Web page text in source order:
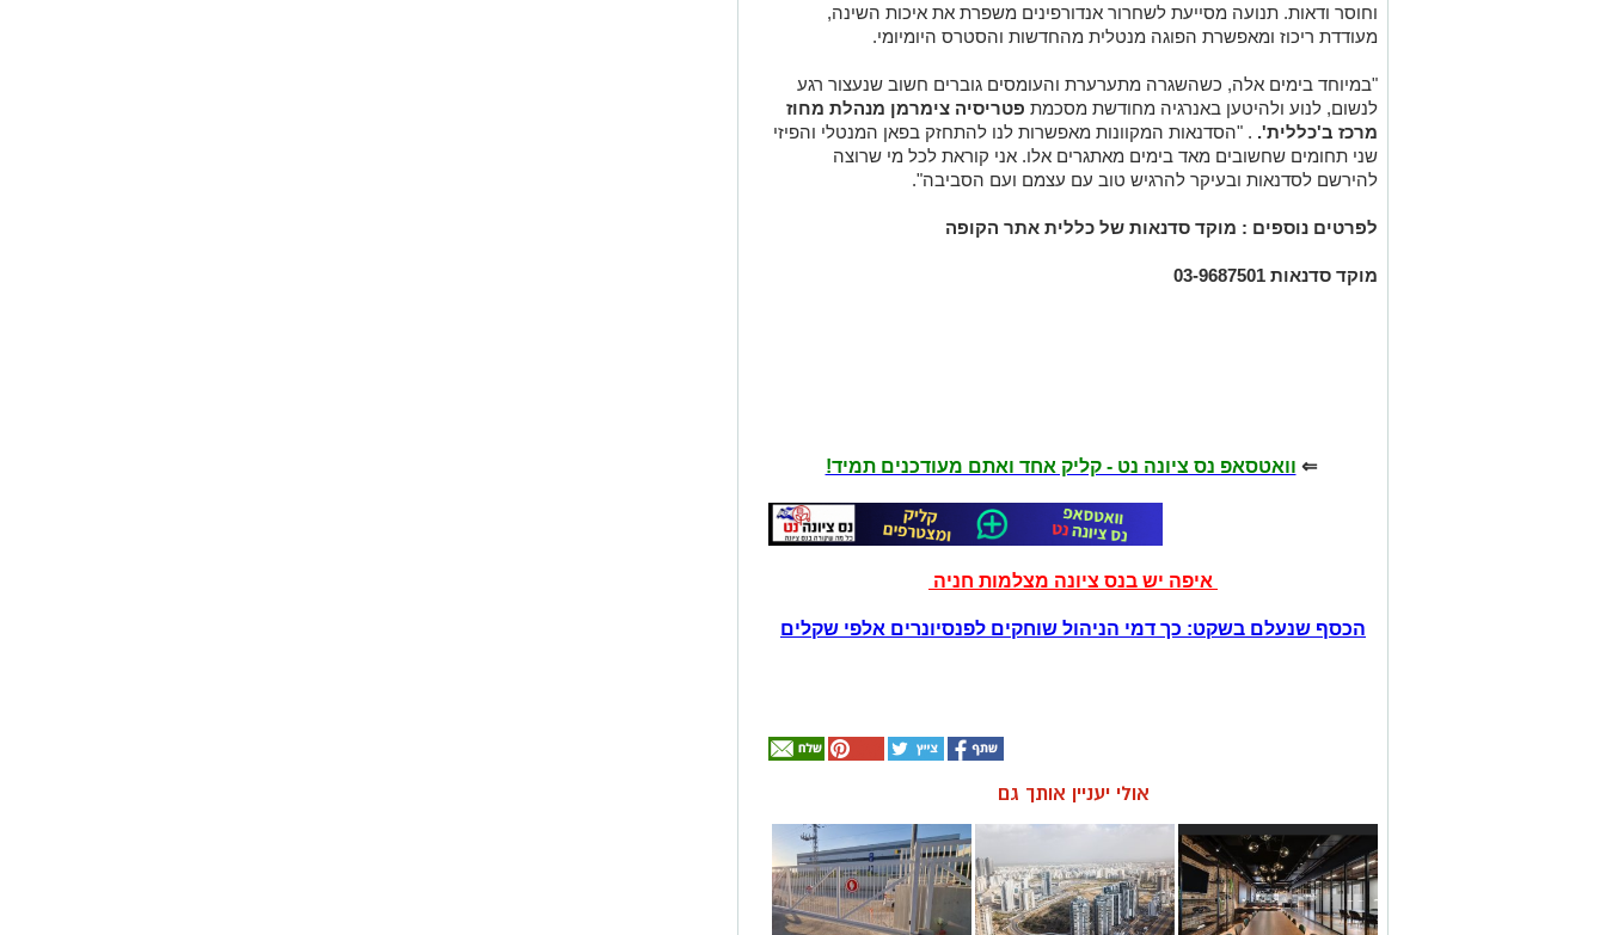
וחוסר ודאות. תנועה מסייעת לשחרור אנדורפינים משפרת את איכות השינה,
מעודדת ריכוז ומאפשרת הפוגה מנטלית מהחדשות והסטרס היומיומי.
"במיוחד בימים אלה, כשהשגרה מתערערת והעומסים גוברים חשוב שנעצור רגע
לנשום, לנוע ולהיטען באנרגיה מחודשת מסכמת פטריסיה צימרמן מנהלת מחוז
מרכז ב'כללית'. . "הסדנאות המקוונות מאפשרות לנו להתחזק בפאן המנטלי והפיזי
שני תחומים שחשובים מאד בימים מאתגרים אלו. אני קוראת לכל מי שרוצה
להירשם לסדנאות ובעיקר להרגיש טוב עם עצמם ועם הסביבה".
לפרטים נוספים : מוקד סדנאות של כללית אתר הקופה
מוקד סדנאות 03-9687501
⇐ וואטסאפ נס ציונה נט - קליק אחד ואתם מעודכנים תמיד!
איפה יש בנס ציונה מצלמות חניה
הכסף שנעלם בשקט: כך דמי הניהול שוחקים לפנסיונרים אלפי שקלים
אולי יעניין אותך גם